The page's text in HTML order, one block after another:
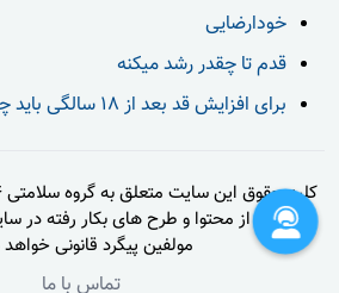
خودارضایی
قدم تا چقدر رشد میکنه
برای افزایش قد بعد از 18 سالگی باید چه کرد
برداری از محتوا و طرح های بکار رفته در
مولفین پیگرد قانونی
تماس با ما